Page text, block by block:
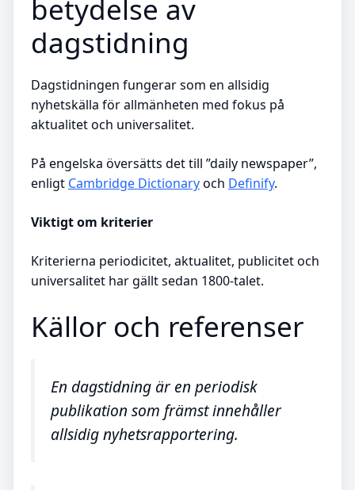
betydelse av
dagstidning
Dagstidningen fungerar som en allsidig
nyhetskälla för allmänheten med fokus på
aktualitet och universalitet.
På engelska översätts det till ”daily newspaper”,
enligt Cambridge Dictionaryoch Definify.
Viktigt om kriterier
Kriterierna periodicitet, aktualitet, publicitet och
universalitet har gällt sedan 1800-talet.
Källor och referenser
En dagstidning är en periodisk
publikation som främst innehåller
allsidig nyhetsrapportering.